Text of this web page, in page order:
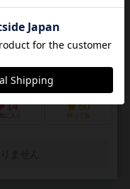
歳～
の遺志」を集めろ
ッドボーンのカードゲ
は風土病「獣の病」がは
で...
14
に入り
50
持ってる